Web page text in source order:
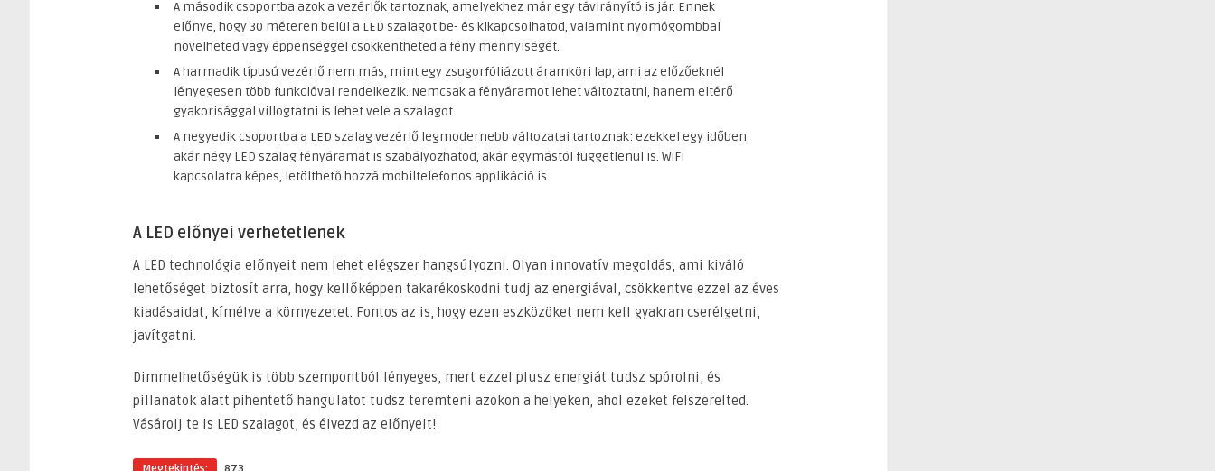
A második csoportba azok a vezérlők tartoznak, amelyekhez már egy távirányító is jár. Ennek
előnye, hogy 30 méteren belül a LED szalagot be- és kikapcsolhatod, valamint nyomógombbal
növelheted vagy éppenséggel csökkentheted a fény mennyiségét.
A harmadik típusú vezérlő nem más, mint egy zsugorfóliázott áramköri lap, ami az előzőeknél
lényegesen több funkcióval rendelkezik. Nemcsak a fényáramot lehet változtatni, hanem eltérő
gyakorisággal villogtatni is lehet vele a szalagot.
A negyedik csoportba a LED szalag vezérlő legmodernebb változatai tartoznak: ezekkel egy időben
akár négy LED szalag fényáramát is szabályozhatod, akár egymástól függetlenül is. WiFi
kapcsolatra képes, letölthető hozzá mobiltelefonos applikáció is.
A LED előnyei verhetetlenek
A LED technológia előnyeit nem lehet elégszer hangsúlyozni. Olyan innovatív megoldás, ami kiváló
lehetőséget biztosít arra, hogy kellőképpen takarékoskodni tudj az energiával, csökkentve ezzel az éves
kiadásaidat, kímélve a környezetet. Fontos az is, hogy ezen eszközöket nem kell gyakran cserélgetni,
javítgatni.
Dimmelhetőségük is több szempontból lényeges, mert ezzel plusz energiát tudsz spórolni, és
pillanatok alatt pihentető hangulatot tudsz teremteni azokon a helyeken, ahol ezeket felszerelted.
Vásárolj te is LED szalagot, és élvezd az előnyeit!